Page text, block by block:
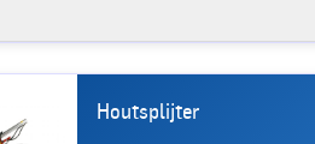
Houtsplijter